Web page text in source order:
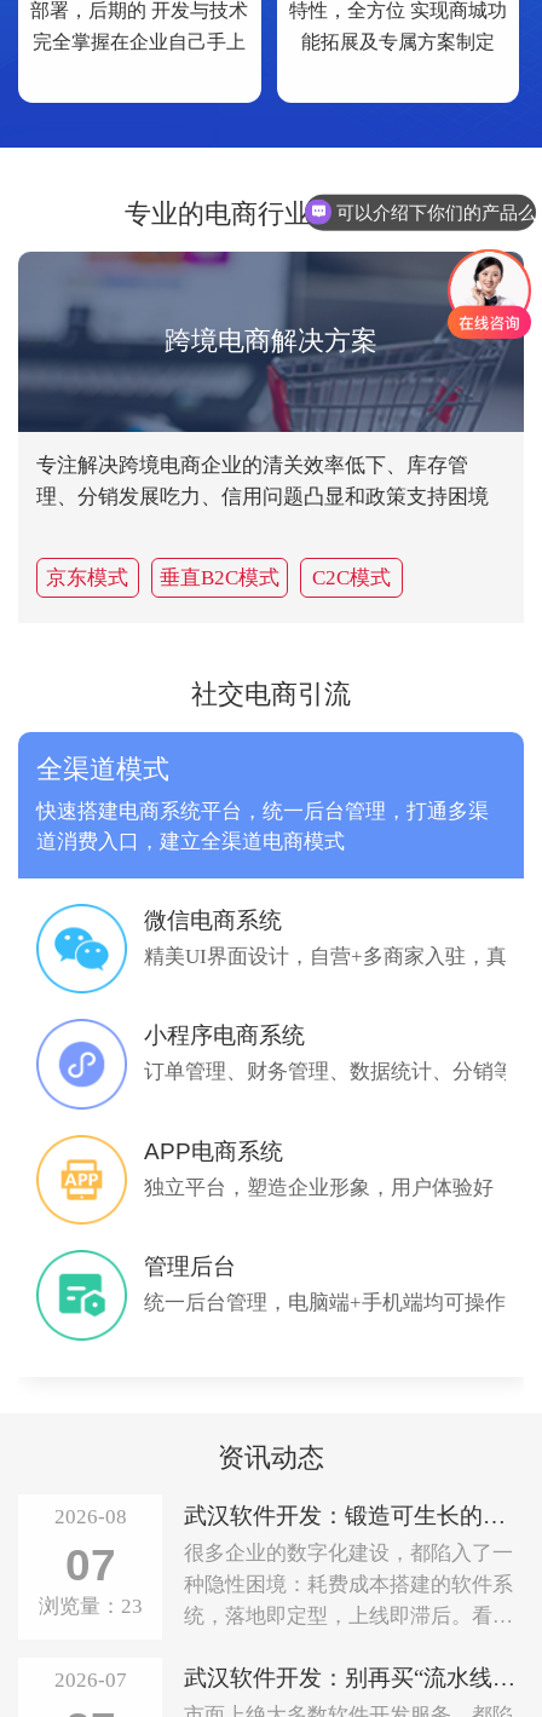
部署，后期的 开发与技术
完全掌握在企业自己手上
特性，全方位 实现商城功
能拓展及专属方案制定
专业的电商行业解决方案
跨境电商解决方案
专注解决跨境电商企业的清关效率低下、库存管
理、分销发展吃力、信用问题凸显和政策支持困境
京东模式 垂直B2C模式 C2C模式
社交电商引流
全渠道模式
快速搭建电商系统平台，统一后台管理，打通多渠
道消费入口，建立全渠道电商模式
微信电商系统
精美UI界面设计，自营+多商家入驻，真正
小程序电商系统
订单管理、财务管理、数据统计、分销等
APP电商系统
独立平台，塑造企业形象，用户体验好
管理后台
统一后台管理，电脑端+手机端均可操作
资讯动态
2026-08
07
浏览量： 23
武汉软件开发：锻造可生长的数字生命体，赋能企业长效...
很多企业的数字化建设，都陷入了一
种隐性困境：耗费成本搭建的软件系
统，落地即定型，上线即滞后。看似
务创新、制约企业扩张的固定框架。
当下多数软件开发服务，始终沿用固
2026-07 武汉软件开发：别再买“流水线代码”，你的企业该要一...
可以介绍下你们的产品么